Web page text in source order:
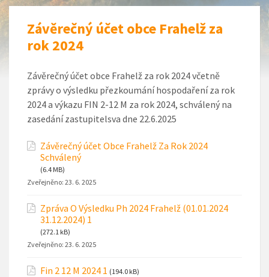
Závěrečný účet obce Frahelž za
rok 2024
Závěrečný účet obce Frahelž za rok 2024 včetně
zprávy o výsledku přezkoumání hospodaření za rok
2024 a výkazu FIN 2-12 M za rok 2024, schválený na
zasedání zastupitelsva dne 22.6.2025
Závěrečný účet Obce Frahelž Za Rok 2024
Schválený
(6.4 MB)
Zveřejněno: 23. 6. 2025
Zpráva O Výsledku Ph 2024 Frahelž (01.01.2024
31.12.2024) 1
(272.1 kB)
Zveřejněno: 23. 6. 2025
Fin 2 12 M 2024 1 (194.0 kB)